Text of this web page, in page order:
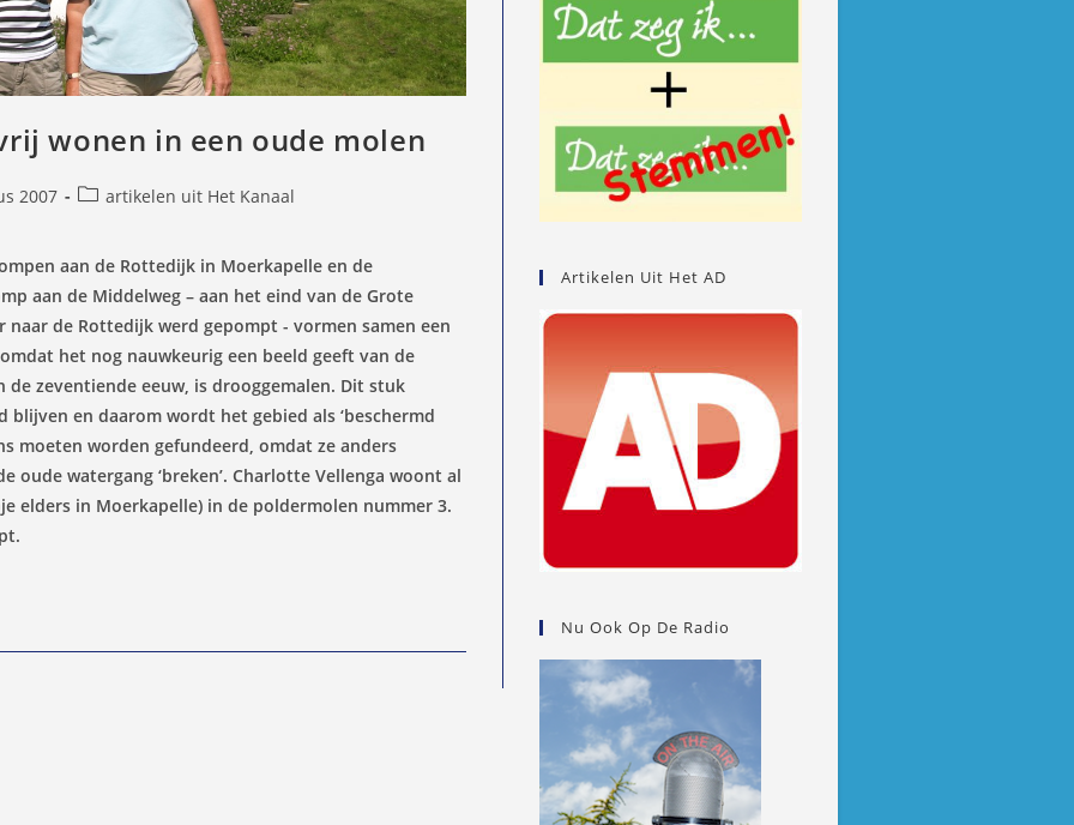
wonen in een oude molen
2007 Berichtcategorie:
artikelen uit Het Kanaal
aan de Rottedijk in Moerkapelle en de
aan de Middelweg – aan het eind van de Grote
de Rottedijk werd gepompt - vormen samen een
het nog nauwkeurig een beeld geeft van de
zeventiende eeuw, is drooggemalen. Dit stuk
en daarom wordt het gebied als ‘beschermd
moeten worden gefundeerd, omdat ze anders
oude watergang ‘breken’. Charlotte Vellenga woont al
elders in Moerkapelle) in de poldermolen nummer 3.
Artikelen Uit Het AD
Nu Ook Op De Radio